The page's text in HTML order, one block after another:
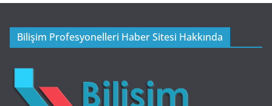
Bilişim Profesyonelleri Haber Sitesi Hakkında